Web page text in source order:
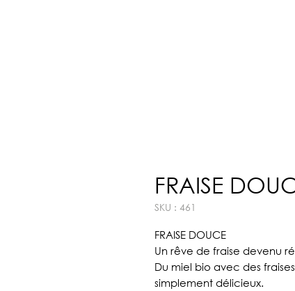
FRAISE
SKU : 461
FRAISE DOUCE
Un rêve de fraise devenu
Du miel bio avec des
simplement délicieux.